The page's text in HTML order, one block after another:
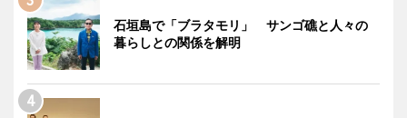
石垣島で「ブラタモリ」 サンゴ礁と人々の
暮らしとの関係を解明